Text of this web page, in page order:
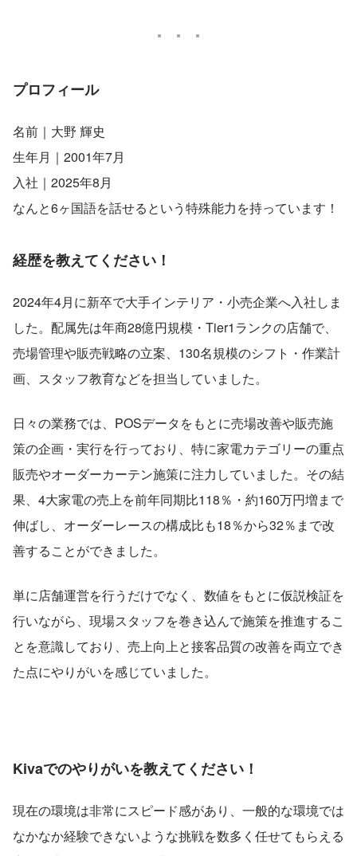
プロフィール
名前｜大野 輝史
生年月｜2001年7月
入社｜2025年8月
なんと6ヶ国語を話せるという特殊能力を持っています！
経歴を教えてください！
2024年4月に新卒で大手インテリア・小売企業へ入社しま
した。配属先は年商28億円規模・Tier1ランクの店舗で、
売場管理や販売戦略の立案、130名規模のシフト・作業計
画、スタッフ教育などを担当していました。
日々の業務では、POSデータをもとに売場改善や販売施
策の企画・実行を行っており、特に家電カテゴリーの重点
販売やオーダーカーテン施策に注力していました。その結
果、4大家電の売上を前年同期比118％・約160万円増まで
伸ばし、オーダーレースの構成比も18％から32％まで改
善することができました。
単に店舗運営を行うだけでなく、数値をもとに仮説検証を
行いながら、現場スタッフを巻き込んで施策を推進するこ
とを意識しており、売上向上と接客品質の改善を両立でき
た点にやりがいを感じていました。
Kivaでのやりがいを教えてください！
現在の環境は非常にスピード感があり、一般的な環境では
なかなか経験できないような挑戦を数多く任せてもらえる